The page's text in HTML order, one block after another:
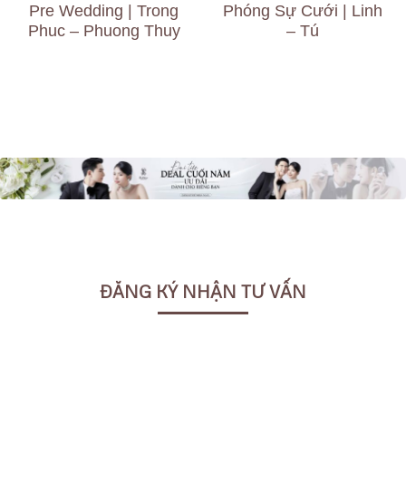
Pre Wedding | Trong
Phuc – Phuong Thuy
Phóng Sự Cưới | Linh
– Tú
ĐĂNG KÝ NHẬN TƯ VẤN